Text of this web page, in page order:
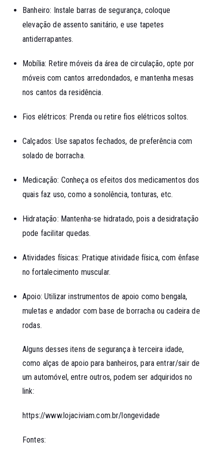
Banheiro: Instale barras de segurança, coloque
elevação de assento sanitário, e use tapetes
antiderrapantes.
Mobília: Retire móveis da área de circulação, opte por
móveis com cantos arredondados, e mantenha mesas
nos cantos da residência.
Fios elétricos: Prenda ou retire fios elétricos soltos.
Calçados: Use sapatos fechados, de preferência com
solado de borracha.
Medicação: Conheça os efeitos dos medicamentos dos
quais faz uso, como a sonolência, tonturas, etc.
Hidratação: Mantenha-se hidratado, pois a desidratação
pode facilitar quedas.
Atividades físicas: Pratique atividade física, com ênfase
no fortalecimento muscular.
Apoio: Utilizar instrumentos de apoio como bengala,
muletas e andador com base de borracha ou cadeira de
rodas.
Alguns desses itens de segurança à terceira idade,
como alças de apoio para banheiros, para entrar/sair de
um automóvel, entre outros, podem ser adquiridos no
link:
https://www.lojaciviam.com.br/longevidade
Fontes: